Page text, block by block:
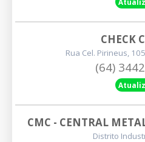
CHECK
Rua Cel. Pirineus,
(64)
CMC - CENTRAL
Distrito